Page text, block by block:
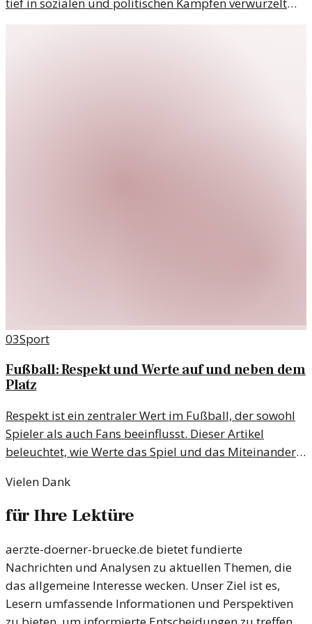
tief in sozialen und politischen Kämpfen verwurzelt
und spiegelt das Streben nach Gerechtigkeit wider.
03Sport
Fußball: Respekt und Werte auf und neben dem
Platz
Respekt ist ein zentraler Wert im Fußball, der sowohl
Spieler als auch Fans beeinflusst. Dieser Artikel
beleuchtet, wie Werte das Spiel und das Miteinander
Vielen Dank
für Ihre Lektüre
aerzte-doerner-bruecke.de bietet fundierte
Nachrichten und Analysen zu aktuellen Themen, die
das allgemeine Interesse wecken. Unser Ziel ist es,
Lesern umfassende Informationen und Perspektiven